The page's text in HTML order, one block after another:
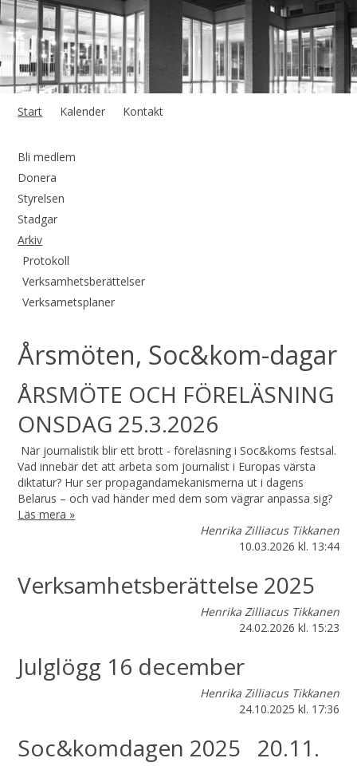
Start Kalender Kontakt
Bli medlem
Donera
Styrelsen
Stadgar
Arkiv
Protokoll
Verksamhetsberättelser
Verksametsplaner
Årsmöten, Soc&kom-dagar
ÅRSMÖTE OCH FÖRELÄSNING
ONSDAG 25.3.2026
När journalistik blir ett brott - föreläsning i Soc&koms festsal.
Vad innebär det att arbeta som journalist i Europas värsta
diktatur? Hur ser propagandamekanismerna ut i dagens
Belarus – och vad händer med dem som vägrar anpassa sig?
Läs mera »
Henrika Zilliacus Tikkanen
10.03.2026 kl. 13:44
Verksamhetsberättelse 2025
Henrika Zilliacus Tikkanen
24.02.2026 kl. 15:23
Julglögg 16 december
Henrika Zilliacus Tikkanen
24.10.2025 kl. 17:36
Soc&komdagen 2025 20.11.